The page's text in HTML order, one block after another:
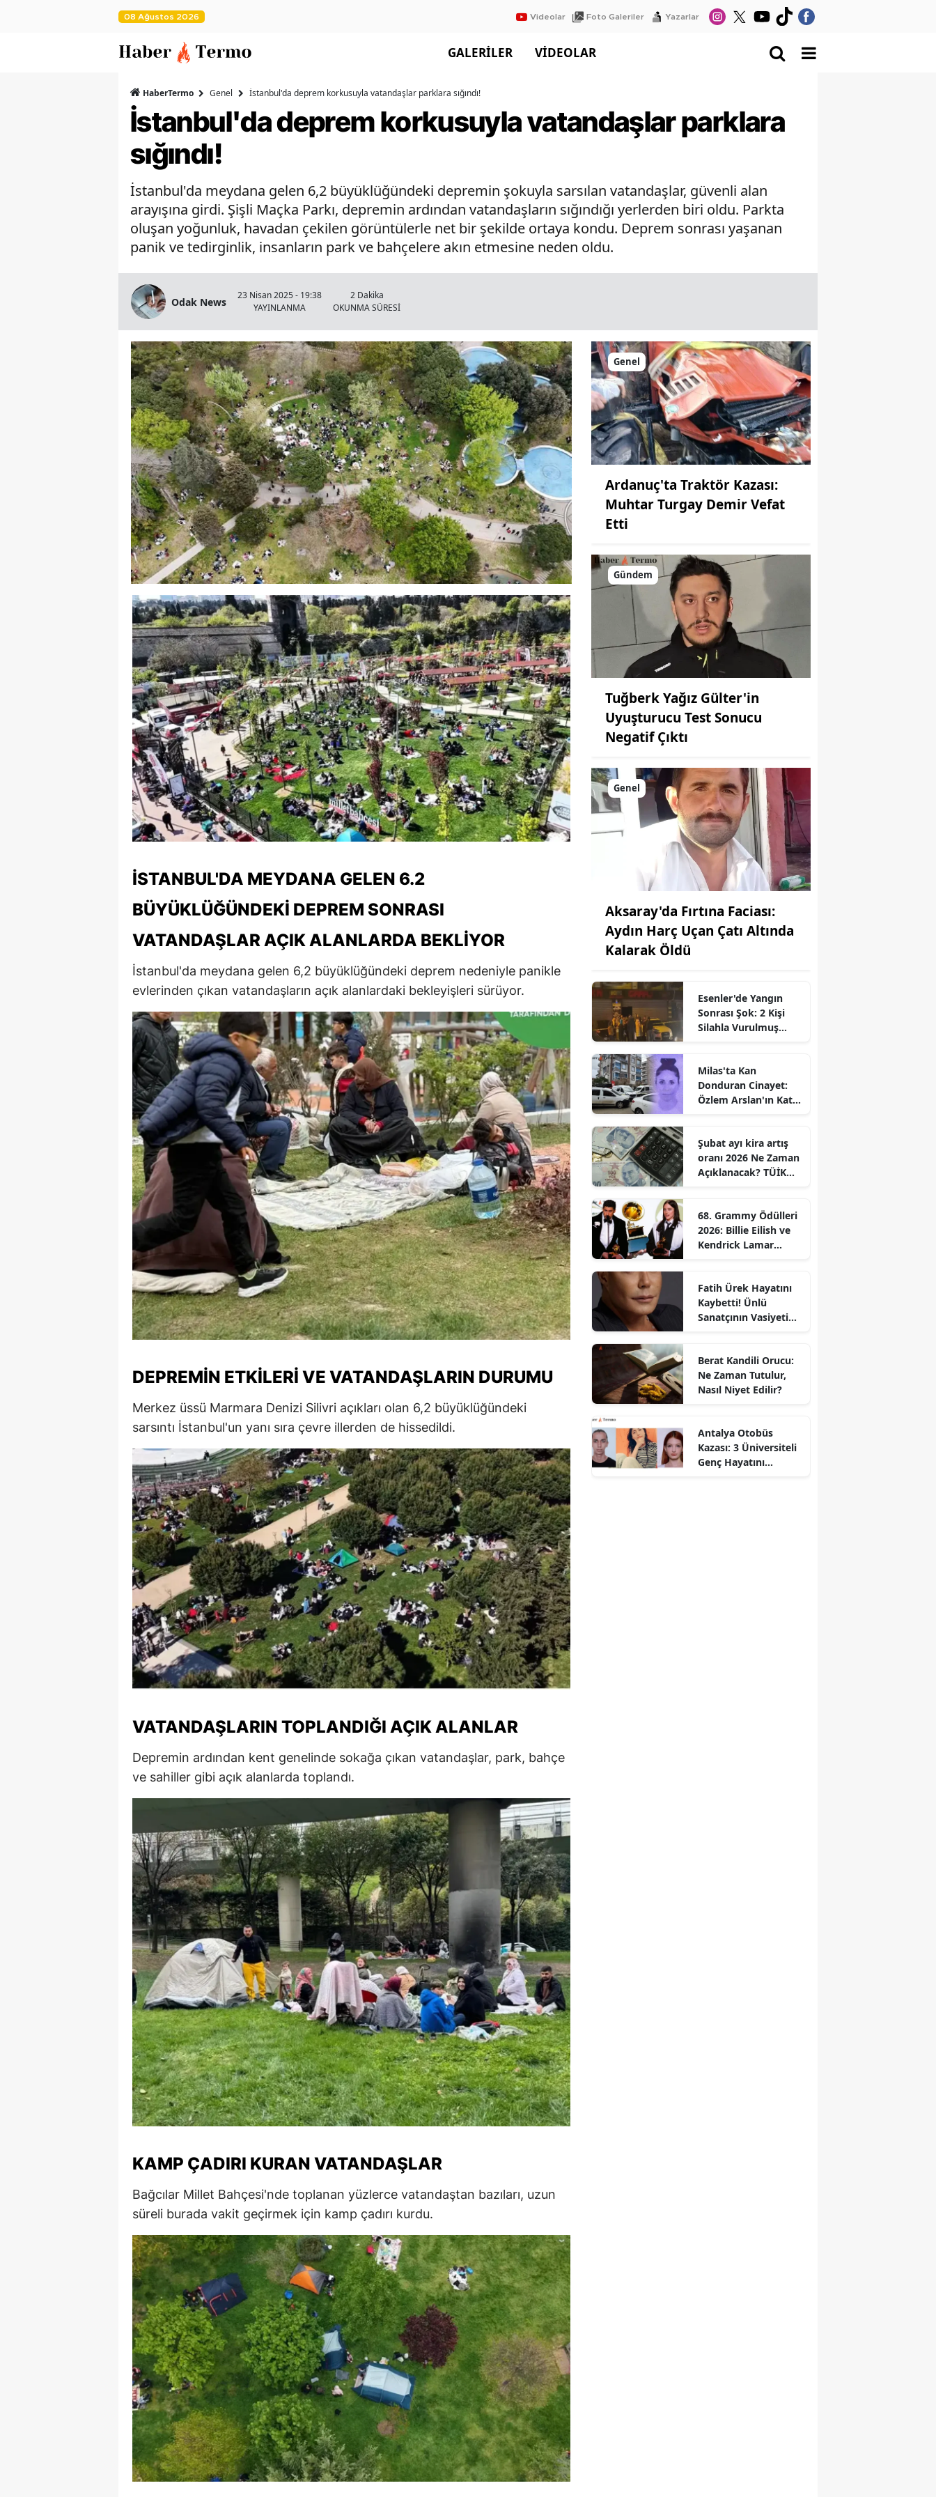
08 Ağustos 2026 Videolar Foto Galeriler Yazarlar
GALERİLER VİDEOLAR
HaberTermo Genel İstanbul'da deprem korkusuyla vatandaşlar parklara sığındı!
İstanbul'da deprem korkusuyla vatandaşlar parklara
sığındı!
İstanbul'da meydana gelen 6,2 büyüklüğündeki depremin şokuyla sarsılan vatandaşlar, güvenli alan
arayışına girdi. Şişli Maçka Parkı, depremin ardından vatandaşların sığındığı yerlerden biri oldu. Parkta
oluşan yoğunluk, havadan çekilen görüntülerle net bir şekilde ortaya kondu. Deprem sonrası yaşanan
panik ve tedirginlik, insanların park ve bahçelere akın etmesine neden oldu.
Odak News
23 Nisan 2025 - 19:38
YAYINLANMA
2 Dakika
OKUNMA SÜRESİ
İSTANBUL'DA MEYDANA GELEN 6.2
BÜYÜKLÜĞÜNDEKI DEPREM SONRASI
VATANDAŞLAR AÇIK ALANLARDA BEKLIYOR
İstanbul'da meydana gelen 6,2 büyüklüğündeki deprem nedeniyle panikle
evlerinden çıkan vatandaşların açık alanlardaki bekleyişleri sürüyor.
DEPREMIN ETKILERI VE VATANDAŞLARIN DURUMU
Merkez üssü Marmara Denizi Silivri açıkları olan 6,2 büyüklüğündeki
sarsıntı İstanbul'un yanı sıra çevre illerden de hissedildi.
VATANDAŞLARIN TOPLANDIĞI AÇIK ALANLAR
Depremin ardından kent genelinde sokağa çıkan vatandaşlar, park, bahçe
ve sahiller gibi açık alanlarda toplandı.
KAMP ÇADIRI KURAN VATANDAŞLAR
Bağcılar Millet Bahçesi'nde toplanan yüzlerce vatandaştan bazıları, uzun
süreli burada vakit geçirmek için kamp çadırı kurdu.
Genel
Ardanuç'ta Traktör Kazası:
Muhtar Turgay Demir Vefat
Etti
Gündem
Tuğberk Yağız Gülter'in
Uyuşturucu Test Sonucu
Negatif Çıktı
Genel
Aksaray'da Fırtına Faciası:
Aydın Harç Uçan Çatı Altında
Kalarak Öldü
Esenler'de Yangın
Sonrası Şok: 2 Kişi
Silahla Vurulmuş
Milas'ta Kan
Donduran Cinayet:
Özlem Arslan'ın Katili
Şubat ayı kira artış
oranı 2026 Ne Zaman
Açıklanacak? TÜİK
68. Grammy Ödülleri
2026: Billie Eilish ve
Kendrick Lamar
Fatih Ürek Hayatını
Kaybetti! Ünlü
Sanatçının Vasiyeti
Berat Kandili Orucu:
Ne Zaman Tutulur,
Nasıl Niyet Edilir?
Antalya Otobüs
Kazası: 3 Üniversiteli
Genç Hayatını